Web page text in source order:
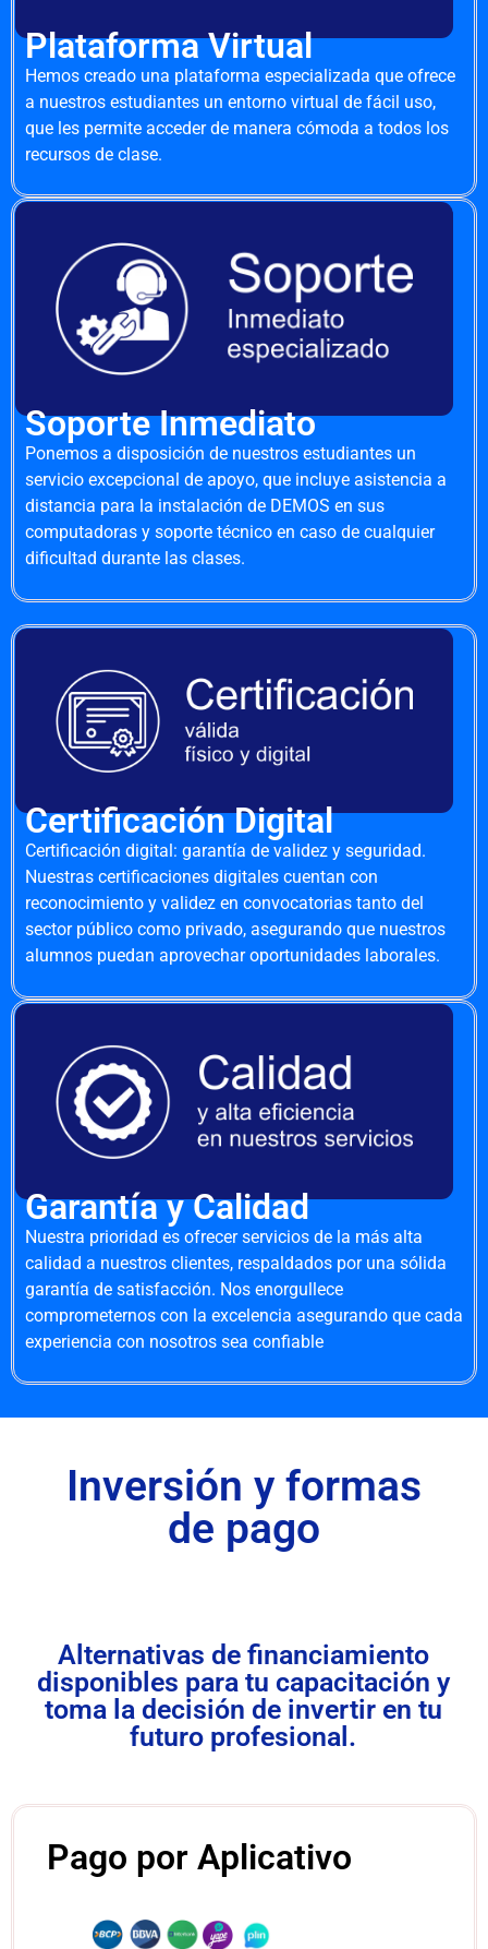
Plataforma Virtual
Hemos creado una plataforma especializada que ofrece
a nuestros estudiantes un entorno virtual de fácil uso,
que les permite acceder de manera cómoda a todos los
recursos de clase.
Soporte Inmediato
Ponemos a disposición de nuestros estudiantes un
servicio excepcional de apoyo, que incluye asistencia a
distancia para la instalación de DEMOS en sus
computadoras y soporte técnico en caso de cualquier
dificultad durante las clases.
Certificación Digital
Certificación digital: garantía de validez y seguridad.
Nuestras certificaciones digitales cuentan con
reconocimiento y validez en convocatorias tanto del
sector público como privado, asegurando que nuestros
alumnos puedan aprovechar oportunidades laborales.
Garantía y Calidad
Nuestra prioridad es ofrecer servicios de la más alta
calidad a nuestros clientes, respaldados por una sólida
garantía de satisfacción. Nos enorgullece
comprometernos con la excelencia asegurando que cada
experiencia con nosotros sea confiable
Inversión y formas
de pago
Alternativas de financiamiento
disponibles para tu capacitación y
toma la decisión de invertir en tu
futuro profesional.
Pago por Aplicativo